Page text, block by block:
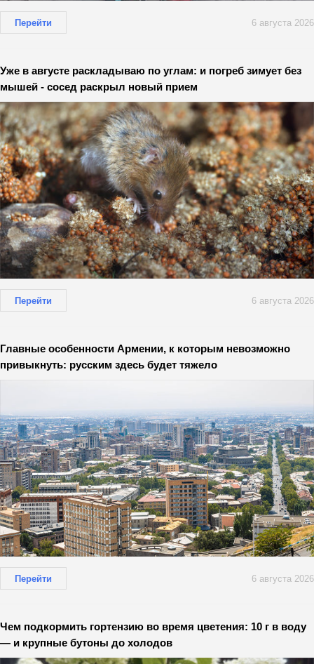
Перейти 6 августа 2026
Уже в августе раскладываю по углам: и погреб зимует без
мышей - сосед раскрыл новый прием
Перейти 6 августа 2026
Главные особенности Армении, к которым невозможно
привыкнуть: русским здесь будет тяжело
Перейти 6 августа 2026
Чем подкормить гортензию во время цветения: 10 г в воду
— и крупные бутоны до холодов